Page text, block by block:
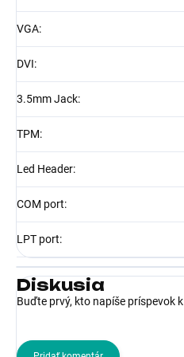
VGA:
DVI:
3.5mm Jack:
TPM:
Led Header:
COM port:
LPT port:
Diskusia
Buďte prvý, kto napíše príspevok